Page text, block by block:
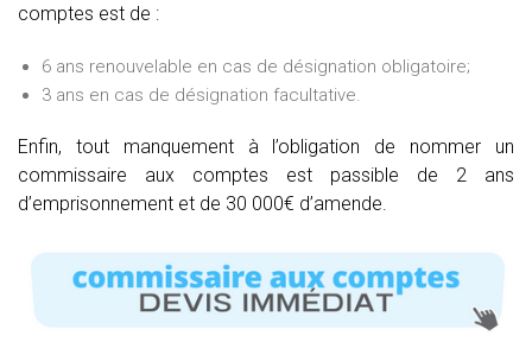
comptes est de :
6 ans renouvelable en cas de désignation obligatoire;
3 ans en cas de désignation facultative.
Enfin, tout manquement à l’obligation de nommer un
commissaire aux comptes est passible de 2 ans
d’emprisonnement et de 30 000€ d’amende.